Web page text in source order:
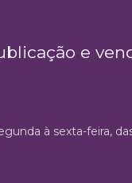
e
à sexta-feira,